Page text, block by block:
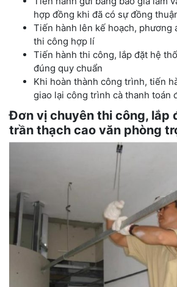
hợp đồng khi đã có sự đồng
Tiến hành lên kế hoạch, phương
thi công hợp lí
Tiến hành thi công, lắp đặt hệ
đúng quy chuẩn
Khi hoàn thành công trình, tiến
giao lại công trình cà thanh toán
Đơn vị chuyên thi công, lắp
trần thạch cao văn phòng